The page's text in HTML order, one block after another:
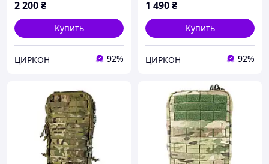
2 200₴
Купить
ЦИРКОН 92%
1 490₴
Купить
ЦИРКОН 92%